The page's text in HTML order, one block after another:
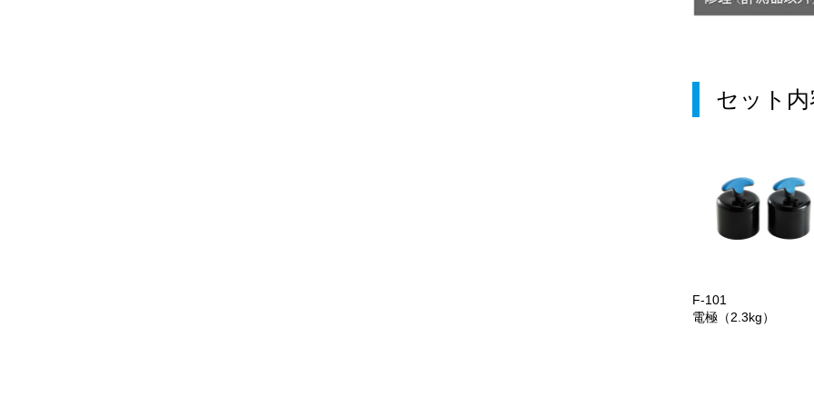
セット内
F-101
電極（2.3kg）